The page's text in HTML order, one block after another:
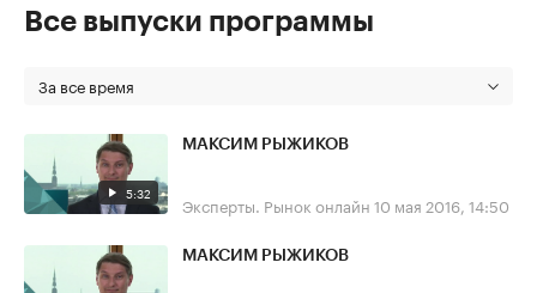
Все выпуски программы
За все время
5:32
МАКСИМ РЫЖИКОВ
Эксперты. Рынок онлайн 10 мая 2016, 14:50
МАКСИМ РЫЖИКОВ